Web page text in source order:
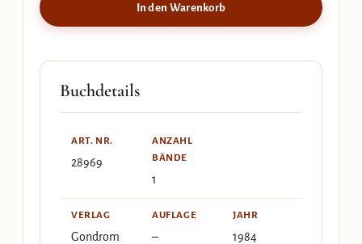
In den Warenkorb
Buchdetails
ART. NR.
28969
ANZAHL
BÄNDE
1
VERLAG
Gondrom
AUFLAGE
–
JAHR
1984